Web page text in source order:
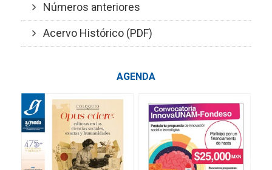
Números anteriores
Acervo Histórico (PDF)
AGENDA